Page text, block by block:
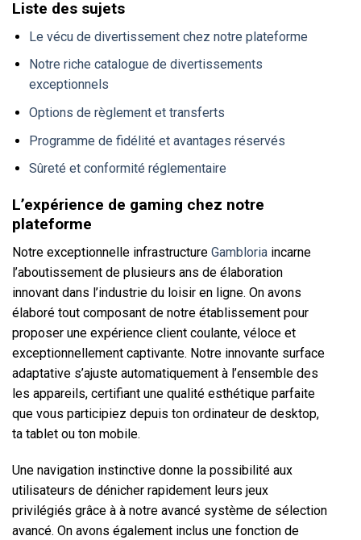
Liste des sujets
Le vécu de divertissement chez notre plateforme
Notre riche catalogue de divertissements
exceptionnels
Options de règlement et transferts
Programme de fidélité et avantages réservés
Sûreté et conformité réglementaire
L’expérience de gaming chez notre
plateforme
Notre exceptionnelle infrastructure Gambloria incarne
l’aboutissement de plusieurs ans de élaboration
innovant dans l’industrie du loisir en ligne. On avons
élaboré tout composant de notre établissement pour
proposer une expérience client coulante, véloce et
exceptionnellement captivante. Notre innovante surface
adaptative s’ajuste automatiquement à l’ensemble des
les appareils, certifiant une qualité esthétique parfaite
que vous participiez depuis ton ordinateur de desktop,
ta tablet ou ton mobile.
Une navigation instinctive donne la possibilité aux
utilisateurs de dénicher rapidement leurs jeux
privilégiés grâce à à notre avancé système de sélection
avancé. On avons également inclus une fonction de